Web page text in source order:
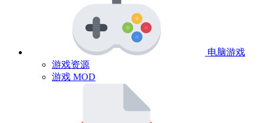
电脑游戏
游戏资源
游戏 MOD